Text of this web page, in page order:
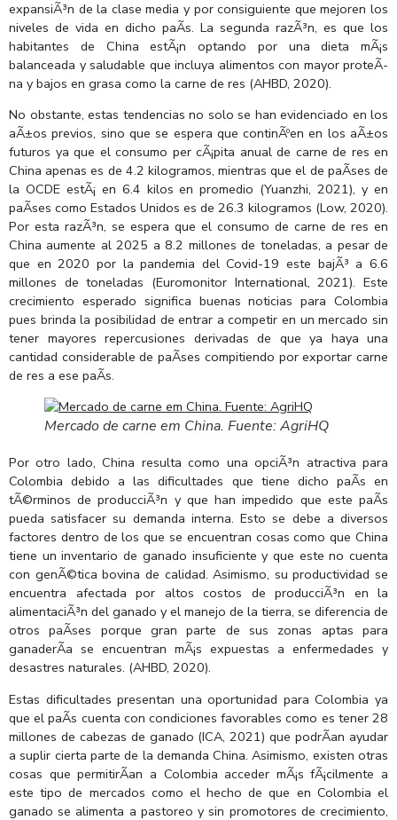
expansiÃ³n de la clase media y por consiguiente que mejoren los
niveles de vida en dicho paÃ­s. La segunda razÃ³n, es que los
habitantes de China estÃ¡n optando por una dieta mÃ¡s
balanceada y saludable que incluya alimentos con mayor proteÃ­
na y bajos en grasa como la carne de res (AHBD, 2020).
No obstante, estas tendencias no solo se han evidenciado en los
aÃ±os previos, sino que se espera que continÃºen en los aÃ±os
futuros ya que el consumo per cÃ¡pita anual de carne de res en
China apenas es de 4.2 kilogramos, mientras que el de paÃ­ses de
la OCDE estÃ¡ en 6.4 kilos en promedio (Yuanzhi, 2021), y en
paÃ­ses como Estados Unidos es de 26.3 kilogramos (Low, 2020).
Por esta razÃ³n, se espera que el consumo de carne de res en
China aumente al 2025 a 8.2 millones de toneladas, a pesar de
que en 2020 por la pandemia del Covid-19 este bajÃ³ a 6.6
millones de toneladas (Euromonitor International, 2021). Este
crecimiento esperado significa buenas noticias para Colombia
pues brinda la posibilidad de entrar a competir en un mercado sin
tener mayores repercusiones derivadas de que ya haya una
cantidad considerable de paÃ­ses compitiendo por exportar carne
de res a ese paÃ­s.
Mercado de carne em China. Fuente: AgriHQ
Por otro lado, China resulta como una opciÃ³n atractiva para
Colombia debido a las dificultades que tiene dicho paÃ­s en
tÃ©rminos de producciÃ³n y que han impedido que este paÃ­s
pueda satisfacer su demanda interna. Esto se debe a diversos
factores dentro de los que se encuentran cosas como que China
tiene un inventario de ganado insuficiente y que este no cuenta
con genÃ©tica bovina de calidad. Asimismo, su productividad se
encuentra afectada por altos costos de producciÃ³n en la
alimentaciÃ³n del ganado y el manejo de la tierra, se diferencia de
otros paÃ­ses porque gran parte de sus zonas aptas para
ganaderÃ­a se encuentran mÃ¡s expuestas a enfermedades y
desastres naturales. (AHBD, 2020).
Estas dificultades presentan una oportunidad para Colombia ya
que el paÃ­s cuenta con condiciones favorables como es tener 28
millones de cabezas de ganado (ICA, 2021) que podrÃ­an ayudar
a suplir cierta parte de la demanda China. Asimismo, existen otras
cosas que permitirÃ­an a Colombia acceder mÃ¡s fÃ¡cilmente a
este tipo de mercados como el hecho de que en Colombia el
ganado se alimenta a pastoreo y sin promotores de crecimiento,